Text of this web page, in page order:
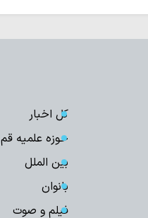
کل اخبار
حوزه علمیه قم
بین الملل
بانوان
فیلم و صوت